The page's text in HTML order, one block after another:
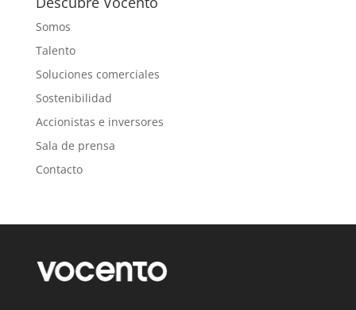
Somos
Talento
Soluciones comerciales
Sostenibilidad
Accionistas e inversores
Sala de prensa
Contacto